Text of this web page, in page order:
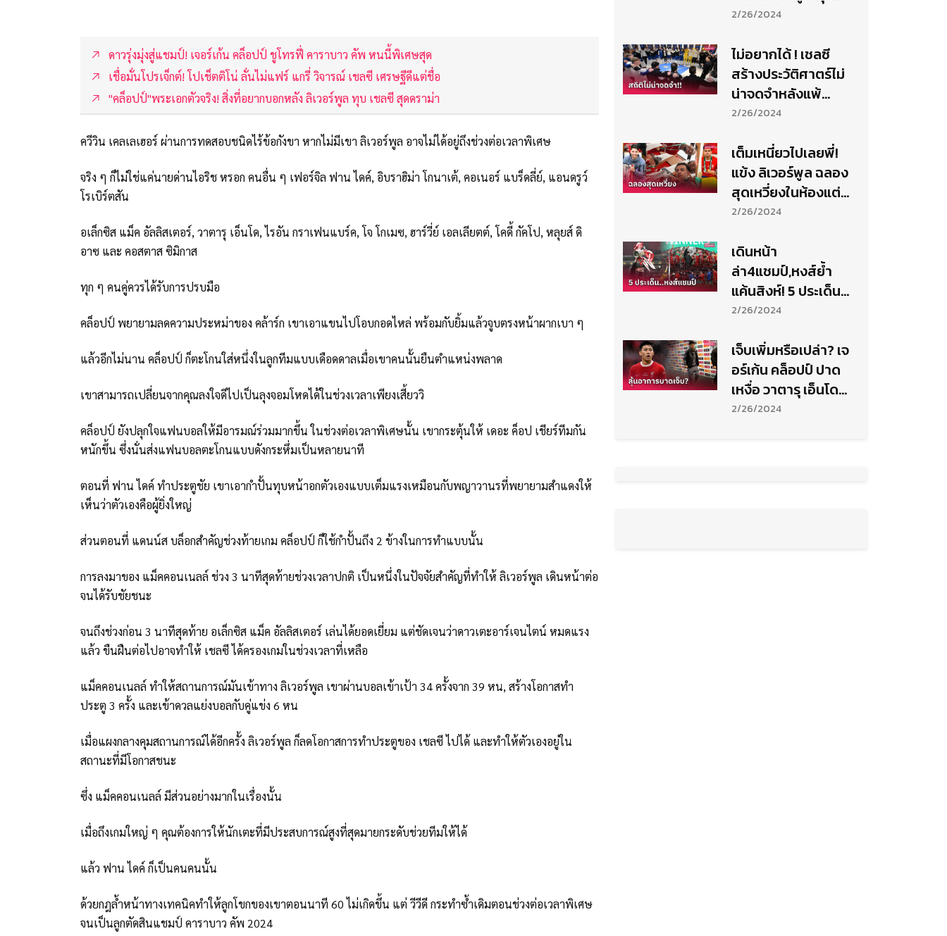
ดาวรุ่งมุ่งสู่แชมป์! เจอร์เก้น คล็อปป์ ชูโทรฟี่ คาราบาว คัพ หนนี้พิเศษสุด
เชื่อมั่นโปรเจ็กต์! โปเช็ตติโน่ ลั่นไม่แฟร์ แกรี่ วิจารณ์ เชลซี เศรษฐีดีแต่ชื่อ
"คล็อปป์"พระเอกตัวจริง! สิ่งที่อยากบอกหลัง ลิเวอร์พูล ทุบ เชลซี สุดดราม่า
ควีวิน เคลเลเฮอร์ ผ่านการทดสอบชนิดไร้ข้อกังขา หากไม่มีเขา ลิเวอร์พูล อาจไม่ได้อยู่ถึงช่วงต่อเวลาพิเศษ
จริง ๆ ก็ไม่ใช่แค่นายด่านไอริช หรอก คนอื่น ๆ เฟอร์จิล ฟาน ไดค์, อิบราฮิม่า โกนาเต้, คอเนอร์ แบร็ดลี่ย์, แอนดรูว์
โรเบิร์ตสัน
อเล็กซิส แม็ค อัลลิสเตอร์, วาตารุ เอ็นโด, ไรอัน กราเฟนแบร์ค, โจ โกเมซ, ฮาร์วี่ย์ เอลเลียตต์, โคดี้ กัคโป, หลุยส์ ดิ
อาซ และ คอสตาส ซิมิกาส
ทุก ๆ คนคู่ควรได้รับการปรบมือ
คล็อปป์ พยายามลดความประหม่าของ คล้าร์ก เขาเอาแขนไปโอบกอดไหล่ พร้อมกับยิ้มแล้วจูบตรงหน้าผากเบา ๆ
แล้วอีกไม่นาน คล็อปป์ ก็ตะโกนใส่หนึ่งในลูกทีมแบบเดือดดาลเมื่อเขาคนนั้นยืนตำแหน่งพลาด
เขาสามารถเปลี่ยนจากคุณลงใจดีไปเป็นลุงจอมโหดได้ในช่วงเวลาเพียงเสี้ยววิ
คล็อปป์ ยังปลุกใจแฟนบอลให้มีอารมณ์ร่วมมากขึ้น ในช่วงต่อเวลาพิเศษนั้น เขากระตุ้นให้ เดอะ ค็อป เชียร์ทีมกัน
หนักขึ้น ซึ่งนั่นส่งแฟนบอลตะโกนแบบดังกระหึ่มเป็นหลายนาที
ตอนที่ ฟาน ไดค์ ทำประตูชัย เขาเอากำปั้นทุบหน้าอกตัวเองแบบเต็มแรงเหมือนกับพญาวานรที่พยายามสำแดงให้
เห็นว่าตัวเองคือผู้ยิ่งใหญ่
ส่วนตอนที่ แดนน์ส บล็อกสำคัญช่วงท้ายเกม คล็อปป์ ก็ใช้กำปั้นถึง 2 ข้างในการทำแบบนั้น
การลงมาของ แม็คคอนเนลล์ ช่วง 3 นาทีสุดท้ายช่วงเวลาปกติ เป็นหนึ่งในปัจจัยสำคัญที่ทำให้ ลิเวอร์พูล เดินหน้าต่อ
จนได้รับชัยชนะ
จนถึงช่วงก่อน 3 นาทีสุดท้าย อเล็กซิส แม็ค อัลลิสเตอร์ เล่นได้ยอดเยี่ยม แต่ชัดเจนว่าดาวเตะอาร์เจนไตน์ หมดแรง
แล้ว ขืนฝืนต่อไปอาจทำให้ เชลซี ได้ครองเกมในช่วงเวลาที่เหลือ
แม็คคอนเนลล์ ทำให้สถานการณ์มันเข้าทาง ลิเวอร์พูล เขาผ่านบอลเข้าเป้า 34 ครั้งจาก 39 หน, สร้างโอกาสทำ
ประตู 3 ครั้ง และเข้าดวลแย่งบอลกับคู่แข่ง 6 หน
เมื่อแผงกลางคุมสถานการณ์ได้อีกครั้ง ลิเวอร์พูล ก็ลดโอกาสการทำประตูของ เชลซี ไปได้ และทำให้ตัวเองอยู่ใน
สถานะที่มีโอกาสชนะ
ซึ่ง แม็คคอนเนลล์ มีส่วนอย่างมากในเรื่องนั้น
เมื่อถึงเกมใหญ่ ๆ คุณต้องการให้นักเตะที่มีประสบการณ์สูงที่สุดมายกระดับช่วยทีมให้ได้
แล้ว ฟาน ไดค์ ก็เป็นคนคนนั้น
ด้วยกฎล้ำหน้าทางเทคนิคทำให้ลูกโขกของเขาตอนนาที 60 ไม่เกิดขึ้น แต่ วีวีดี กระทำซ้ำเดิมตอนช่วงต่อเวลาพิเศษ
จนเป็นลูกตัดสินแชมป์ คาราบาว คัพ 2024
เชลซี สุดดราม่า
2/26/2024
ไม่อยากได้ ! เชลซี
สร้างประวัติศาตร์ไม่
น่าจดจำหลังแพ้
ลิเวอร์พูล ชิงคารา
2/26/2024
เต็มเหนี่ยวไปเลยพี่!
แข้ง ลิเวอร์พูล ฉลอง
สุดเหวี่ยงในห้องแต่ง
ตัวหลังซิวโทรฟี่
2/26/2024
เดินหน้า
ล่า4แชมป์,หงส์ย้ำ
แค้นสิงห์! 5 ประเด็น
ลิเวอร์พูล สยบ เชลซี
2/26/2024
เจ็บเพิ่มหรือเปล่า? เจ
อร์เก้น คล็อปป์ ปาด
เหงื่อ วาตารุ เอ็นโด
ต้องใช้ไม้เท้าช่วยเดิน
2/26/2024